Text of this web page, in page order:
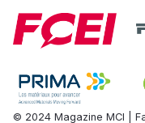
© 2024 Magazine MCI |